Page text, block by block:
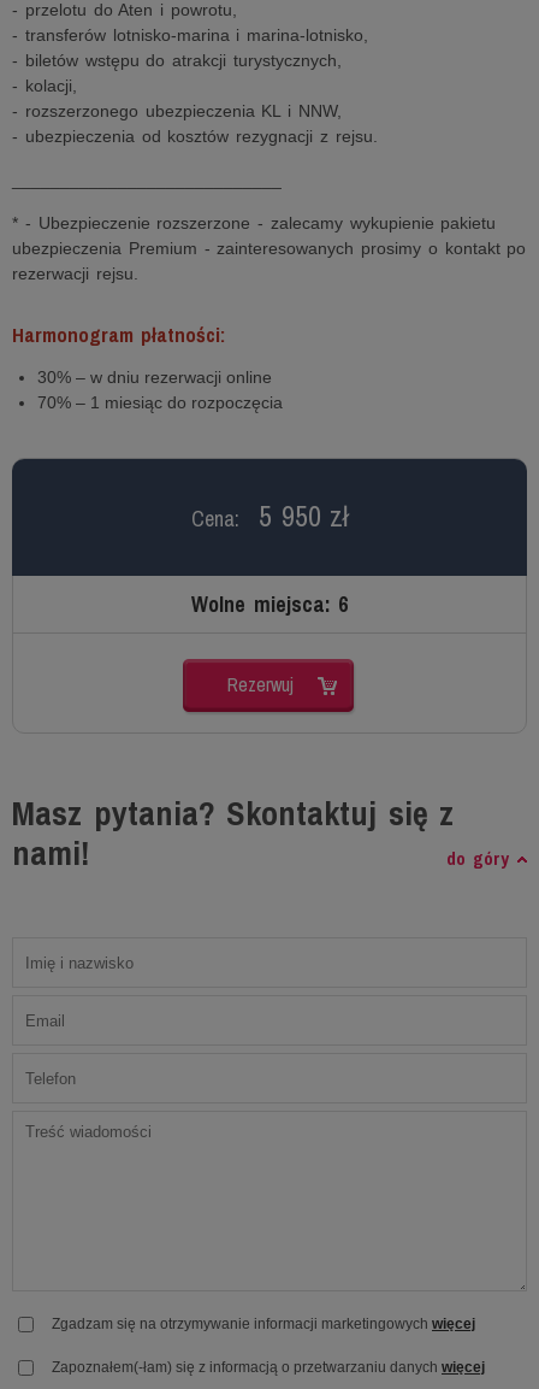
- przelotu do Aten i powrotu,
- transferów lotnisko-marina i marina-lotnisko,
- biletów wstępu do atrakcji turystycznych,
- kolacji,
- rozszerzonego ubezpieczenia KL i NNW,
- ubezpieczenia od kosztów rezygnacji z rejsu.
* - Ubezpieczenie rozszerzone - zalecamy wykupienie pakietu
ubezpieczenia Premium - zainteresowanych prosimy o kontakt po
rezerwacji rejsu.
Harmonogram płatności:
30% – w dniu rezerwacji online
70% – 1 miesiąc do rozpoczęcia
Cena: 5 950 zł
Wolne miejsca: 6
Rezerwuj
Masz pytania? Skontaktuj się z
nami!
do góry
Zgadzam się na otrzymywanie informacji marketingowych więcej
Zapoznałem(-łam) się z informacją o przetwarzaniu danych więcej